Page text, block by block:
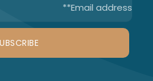
اعداد لوائح تنظيم العمل
الدراسات والاستشارات القانونية